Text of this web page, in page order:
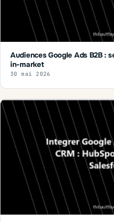
Audiences Google Ads B2B :
in-market
30 mai 2026